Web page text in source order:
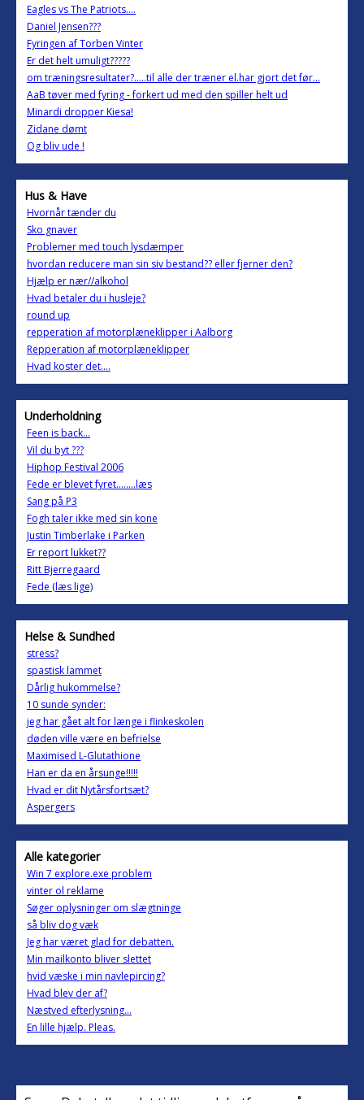
Eagles vs The Patriots....
Daniel Jensen???
Fyringen af Torben Vinter
Er det helt umuligt?????
om træningsresultater?.....til alle der træner el.har gjort det før...
AaB tøver med fyring - forkert ud med den spiller helt ud
Minardi dropper Kiesa!
Zidane dømt
Og bliv ude !
Hus & Have
Hvornår tænder du
Sko gnaver
Problemer med touch lysdæmper
hvordan reducere man sin siv bestand?? eller fjerner den?
Hjælp er nær//alkohol
Hvad betaler du i husleje?
round up
repperation af motorplæneklipper i Aalborg
Repperation af motorplæneklipper
Hvad koster det....
Underholdning
Feen is back...
Vil du byt ???
Hiphop Festival 2006
Fede er blevet fyret........læs
Sang på P3
Fogh taler ikke med sin kone
Justin Timberlake i Parken
Er report lukket??
Ritt Bjerregaard
Fede (læs lige)
Helse & Sundhed
stress?
spastisk lammet
Dårlig hukommelse?
10 sunde synder:
jeg har gået alt for længe i flinkeskolen
døden ville være en befrielse
Maximised L-Glutathione
Han er da en årsunge!!!!!
Hvad er dit Nytårsfortsæt?
Aspergers
Alle kategorier
Win 7 explore.exe problem
vinter ol reklame
Søger oplysninger om slægtninge
så bliv dog væk
Jeg har været glad for debatten.
Min mailkonto bliver slettet
hvid væske i min navlepircing?
Hvad blev der af?
Næstved efterlysning...
En lille hjælp. Pleas.